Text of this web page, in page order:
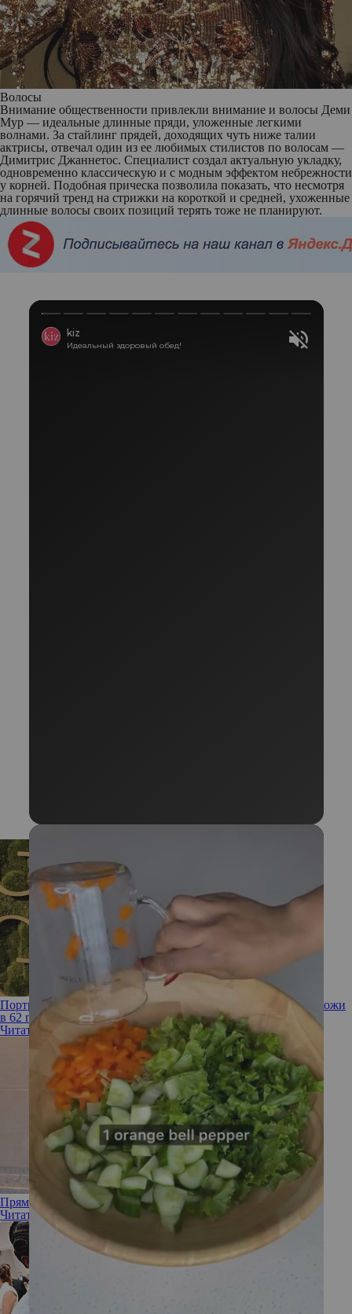
Волосы
Внимание общественности привлекли внимание и волосы Деми
Мур — идеальные длинные пряди, уложенные легкими
волнами. За стайлинг прядей, доходящих чуть ниже талии
актрисы, отвечал один из ее любимых стилистов по волосам —
Димитрис Джаннетос. Специалист создал актуальную укладку,
одновременно классическую и с модным эффектом небрежности
у корней. Подобная прическа позволила показать, что несмотря
на горячий тренд на стрижки на короткой и средней, ухоженные
длинные волосы своих позиций терять тоже не планируют.
Портрет звезды. Как Деми Мур сохраняет форму и сияние кожи
в 62 года
Читать полностью
Прямой французский маникюр — выбор Деми Ловато
Читать полностью